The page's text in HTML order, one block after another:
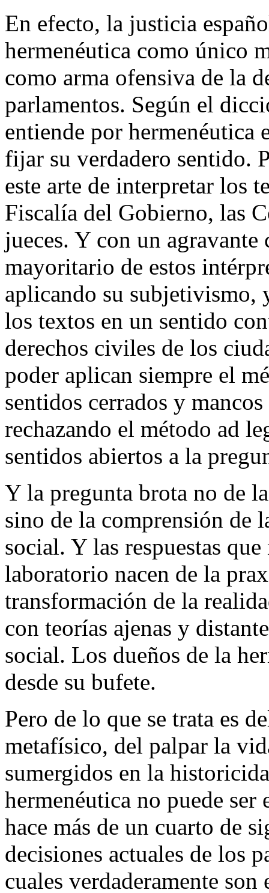
En efecto, la justicia
hermenéutica como único
como arma ofensiva de la
parlamentos. Según el
entiende por hermenéutica
fijar su verdadero sentido.
este arte de interpretar los
Fiscalía del Gobierno, las
jueces. Y con un agravante
mayoritario de estos
aplicando su subjetivismo,
los textos en un sentido
derechos civiles de los
poder aplican siempre el
sentidos cerrados y
rechazando el método ad
sentidos abiertos a la
Y la pregunta brota no de
sino de la comprensión de
social. Y las respuestas
laboratorio nacen de la
transformación de la
con teorías ajenas y
social. Los dueños de la
desde su bufete.
Pero de lo que se trata es
metafísico, del palpar la
sumergidos en la
hermenéutica no puede
hace más de un cuarto de
decisiones actuales de los
cuales verdaderamente